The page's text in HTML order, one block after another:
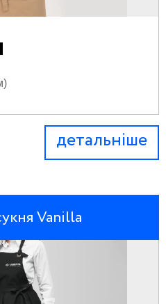
детальніше
Vanilla